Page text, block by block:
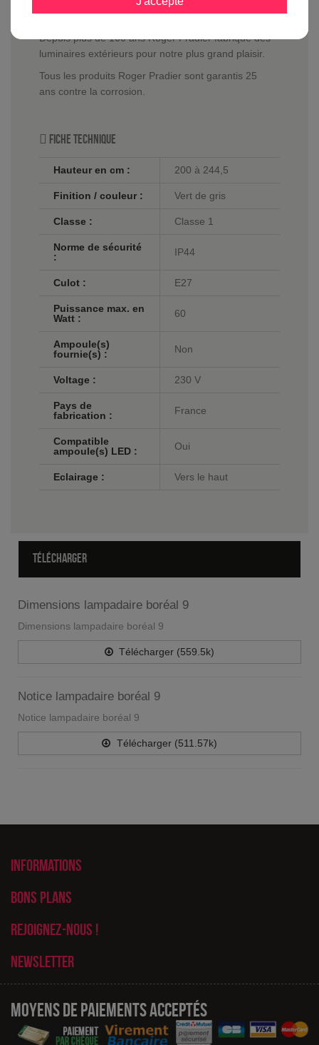
pas 150 mm de longueur mais également
Depuis plus de 100 ans Roger Pradier fabrique des
luminaires extérieurs pour notre plus grand plaisir.
Tous les produits Roger Pradier sont garantis 25
ans contre la corrosion.
Fiche technique
Hauteur en cm : 200 à 244,5
Finition / couleur : Vert de gris
Classe : Classe 1
Norme de sécurité
:
IP44
Culot : E27
Puissance max. en
Watt :
60
Ampoule(s)
fournie(s) :
Non
Voltage : 230 V
Pays de
fabrication :
France
Compatible
ampoule(s) LED :
Oui
Eclairage : Vers le haut
TÉLÉCHARGER
Dimensions lampadaire boréal 9
Dimensions lampadaire boréal 9
Télécharger (559.5k)
Notice lampadaire boréal 9
Notice lampadaire boréal 9
Télécharger (511.57k)
Informations
Bons plans
Rejoignez-nous !
Newsletter
Moyens de paiements acceptés